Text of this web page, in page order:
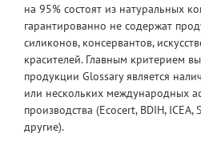
на 95% состоят из натуральных
гарантированно не содержат
силиконов, консервантов,
красителей. Главным критерием
продукции Glossary является
или нескольких международных
производства (Ecocert, BDIH, ICEA,
другие).